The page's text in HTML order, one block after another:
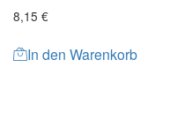
8,15 €
In den Warenkorb